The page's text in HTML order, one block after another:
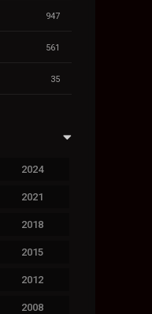
947
561
35
2024
2021
2018
2015
2012
2008